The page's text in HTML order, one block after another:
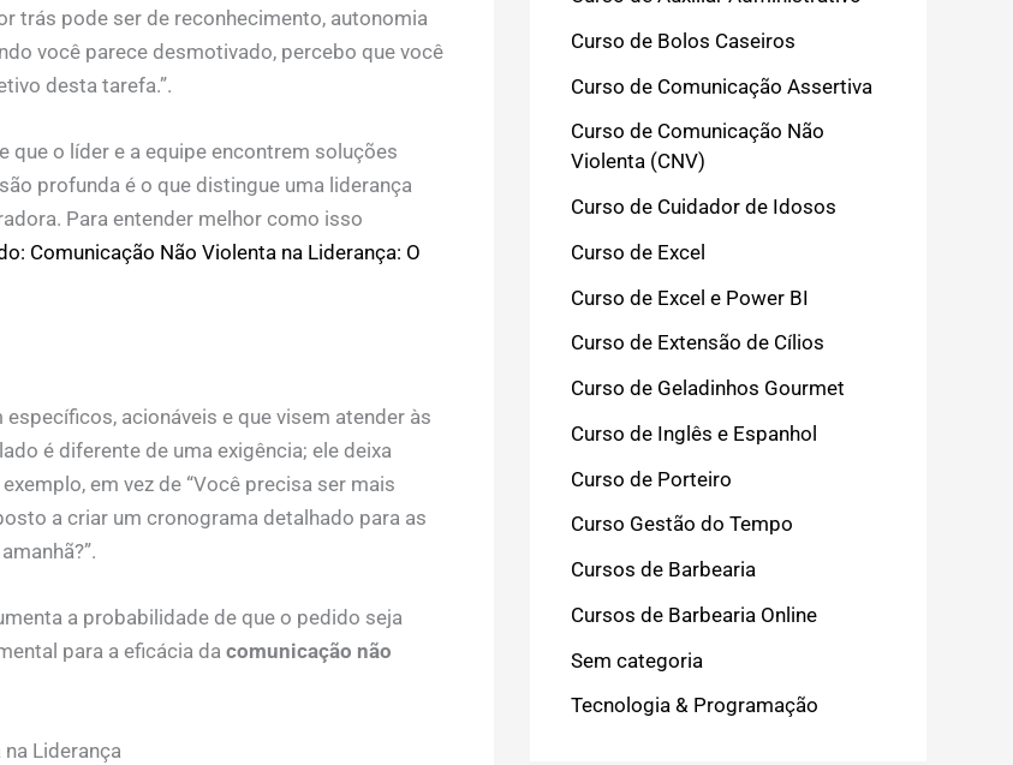
trás pode ser de reconhecimento, autonomia
você parece desmotivado, percebo que você
desta tarefa.”.
o líder e a equipe encontrem soluções
profunda é o que distingue uma liderança
Para entender melhor como isso
Comunicação Não Violenta na Liderança: O
acionáveis e que visem atender às
é diferente de uma exigência; ele deixa
em vez de “Você precisa ser mais
a criar um cronograma detalhado para as
a probabilidade de que o pedido seja
para a eficácia dacomunicação não
Liderança
Curso de Bolos Caseiros
Curso de Comunicação Assertiva
Curso de Comunicação Não
Violenta (CNV)
Curso de Cuidador de Idosos
Curso de Excel
Curso de Excel e Power BI
Curso de Extensão de Cílios
Curso de Geladinhos Gourmet
Curso de Inglês e Espanhol
Curso de Porteiro
Curso Gestão do Tempo
Cursos de Barbearia
Cursos de Barbearia Online
Sem categoria
Tecnologia & Programação